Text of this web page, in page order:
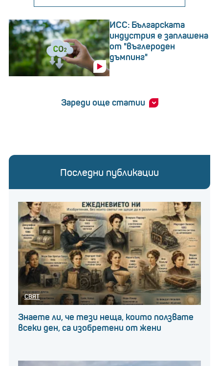
ИСС: Българската
индустрия е заплашена
от "въглероден
дъмпинг"
Зареди още статии
Последни публикации
СВЯТ
Знаете ли, че тези неща, които ползвате
всеки ден, са изобретени от жени